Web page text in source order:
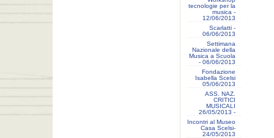
tecnologie per la
musica -
12/06/2013
Scarlatti -
06/06/2013
Settimana
Nazionale della
Musica a Scuola
- 06/06/2013
Fondazione
Isabella Scelsi
05/06/2013
ASS. NAZ.
CRITICI
MUSICALI
26/05/2013 -
Incontri al Museo
Casa Scelsi-
24/05/2013